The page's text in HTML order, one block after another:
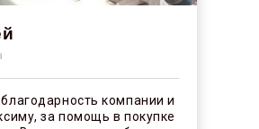
компании и
за помощь в покупке